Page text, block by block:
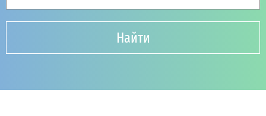
Найти